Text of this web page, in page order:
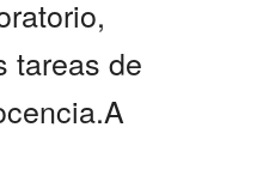
tareas de